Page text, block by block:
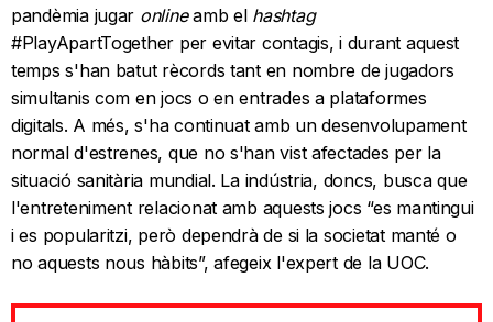
pandèmia jugar onlineamb el hashtag
#PlayApartTogether per evitar contagis, i durant aquest
temps s'han batut rècords tant en nombre de jugadors
simultanis com en jocs o en entrades a plataformes
digitals. A més, s'ha continuat amb un desenvolupament
normal d'estrenes, que no s'han vist afectades per la
situació sanitària mundial. La indústria, doncs, busca que
l'entreteniment relacionat amb aquests jocs “es mantingui
i es popularitzi, però dependrà de si la societat manté o
no aquests nous hàbits”, afegeix l'expert de la UOC.